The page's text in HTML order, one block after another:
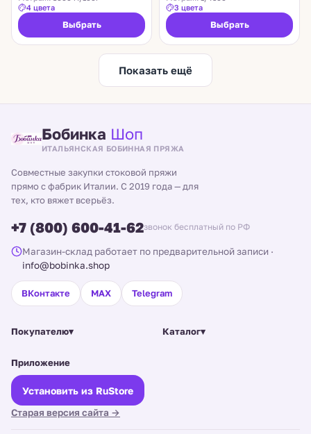
4 цвета
Выбрать
3 цвета
Выбрать
Показать ещё
Бобинка Шоп
ИТАЛЬЯНСКАЯ БОБИННАЯ ПРЯЖА
Совместные закупки стоковой пряжи
прямо с фабрик Италии. С 2019 года — для
тех, кто вяжет всерьёз.
+7 (800) 600-41-62звонок бесплатный по РФ
Магазин-склад работает по предварительной записи ·
info@bobinka.shop
ВКонтакте MAX Telegram
Покупателю▾ Каталог▾
Приложение
Установить из RuStore
Старая версия сайта →